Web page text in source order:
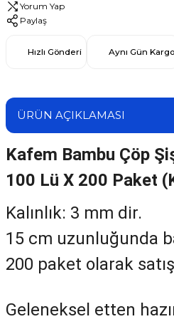
Yorum Yap
Paylaş
Hızlı Gönderi Aynı Gün Kargo
ÜRÜN AÇIKLAMASI
Kafem Bambu Çöp
100 Lü X 200 Paket
Kalınlık: 3 mm dir.
15 cm uzunluğunda
200 paket olarak
Geleneksel etten